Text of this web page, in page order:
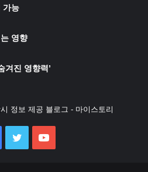
가능
영향
겨진 영향력’
정보 제공 블로그 - 마이스토리
Facebook
Twitter